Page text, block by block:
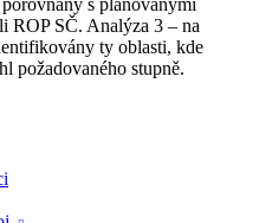
ROP SČ. Analýza 3 – na
ty oblasti, kde
požadovaného stupně.